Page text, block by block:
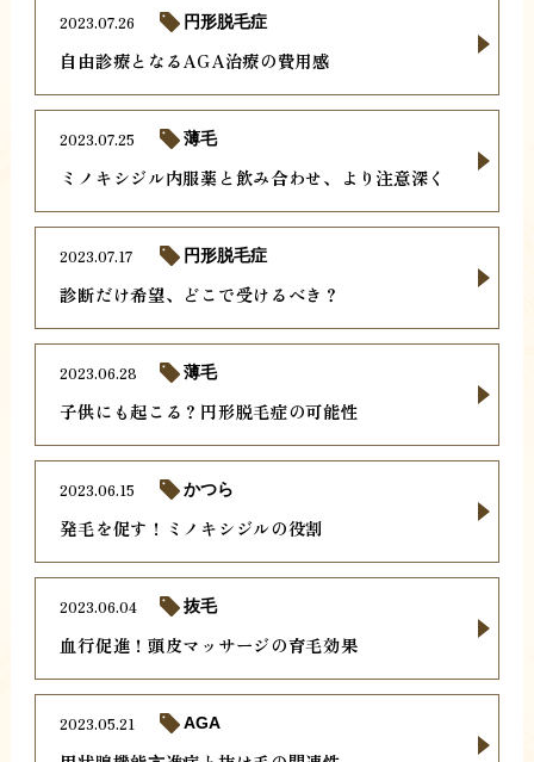
自由診療となるAGA治療の費用感
2023.07.26 円形脱毛症
ミノキシジル内服薬と飲み合わせ、より注意深く
2023.07.25 薄毛
診断だけ希望、どこで受けるべき？
2023.07.17 円形脱毛症
子供にも起こる？円形脱毛症の可能性
2023.06.28 薄毛
発毛を促す！ミノキシジルの役割
2023.06.15 かつら
血行促進！頭皮マッサージの育毛効果
2023.06.04 抜毛
2023.05.21 AGA